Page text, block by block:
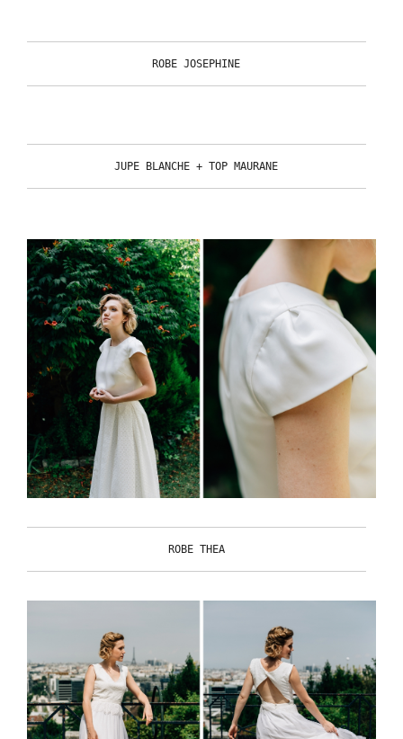
ROBE JOSEPHINE
JUPE BLANCHE + TOP MAURANE
ROBE THEA